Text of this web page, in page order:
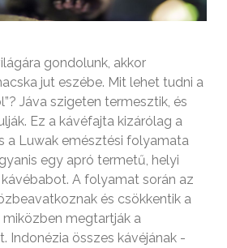
gondolunk, akkor
jut eszébe. Mit lehet tudni a
Jáva szigeten termesztik, és
Ez a kávéfajta kizárólag a
a Luwak emésztési folyamata
egy apró termetű, helyi
A folyamat során az
és csökkentik a
miközben megtartják a
Indonézia összes kávéjának -